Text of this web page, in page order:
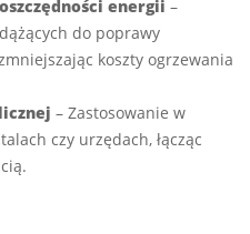
energii –
do poprawy
koszty ogrzewania
– Zastosowanie w
czy urzędach, łącząc